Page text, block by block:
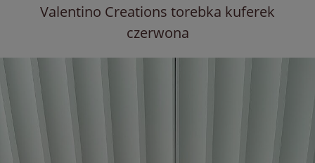
Valentino Creations torebka kuferek
czerwona